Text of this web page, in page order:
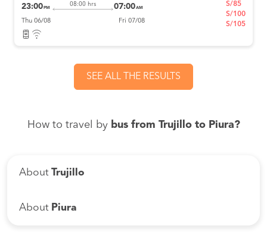
23:00 PM
08:00 hrs 07:00AM
Thu 06/08 Fri 07/08
S/85
S/100
S/105
SEE ALL THE RESULTS
How to travel by bus from Trujillo to Piura?
About Trujillo
About Piura